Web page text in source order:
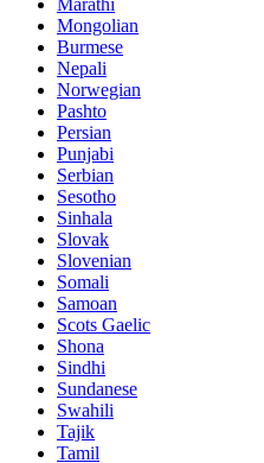
Marathi
Mongolian
Burmese
Nepali
Norwegian
Pashto
Persian
Punjabi
Serbian
Sesotho
Sinhala
Slovak
Slovenian
Somali
Samoan
Scots Gaelic
Shona
Sindhi
Sundanese
Swahili
Tajik
Tamil